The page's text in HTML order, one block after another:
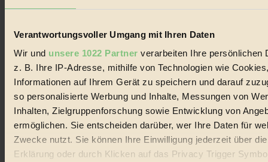
Verantwortungsvoller Umgang mit Ihren Daten
Wir und unsere 1022 Partner verarbeiten Ihre persönlichen
z. B. Ihre IP-Adresse, mithilfe von Technologien wie
Informationen auf Ihrem Gerät zu speichern und darauf
so personalisierte Werbung und Inhalte, Messungen von
Inhalten, Zielgruppenforschung sowie Entwicklung von
ermöglichen. Sie entscheiden darüber, wer Ihre Daten für
Zwecke nutzt. Sie können Ihre Einwilligung jederzeit über
Erklärung oder durch Klicken auf das Privacy Trigger
alternativer Energien.
Social Media
22.601 Fans auf Facebook
3.415 Follower auf Twitter
Themen
Bio